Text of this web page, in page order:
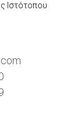
Ιστότοπου